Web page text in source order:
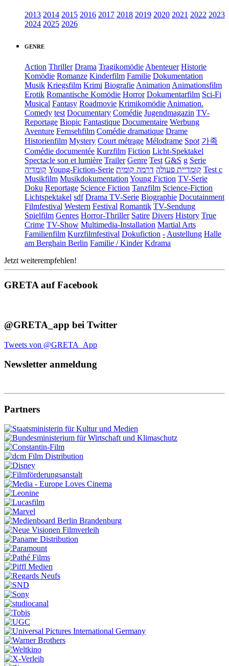
2013 2014 2015 2016 2017 2018 2019 2020 2021 2022 2023
2024 2025 2026
GENRE
Action Thriller Drama Tragikomödie Abenteuer Historie
Komödie Romanze Kinderfilm Familie Dokumentation
Musik Kriegsfilm Krimi Biografie Animation Animationsfilm
Erotik Romantische Komödie Horror Dokumentarfilm Sci-Fi
Musical Fantasy Roadmovie Krimikomödie Animation.
Comedy test Documentary Comédie Jugendmagazin TV-
Reportage Biopic Fantastique Documentaire Werbung
Aventure Fernsehfilm Comédie dramatique Drame
Historienfilm Mystery Court métrage Mélodrame Spot 가족
Comédie documentée Kurzfilm Fiction Licht-Spektakel
Spectacle son et lumière Trailer Genre Test G&S g Serie
קומדיה Young-Fiction-Serie קומדיית פעולה דרמה קומית
Test c
Musikfilm Musikdokumentation Young Fiction TV-Serie
Doku Reportage Science Fiction Tanzfilm Science-Fiction
Lichtspektakel sdf Drama TV-Serie Biographie Docutainment
Filmfestival Western Festival Romantik TV-Sendung
Spielfilm Genres Horror-Thriller Satire Divers History True
Crime TV-Show Multimedia-Installation Martial Arts
Familienfilm Kurzfilmfestival Dokufiction - Austellung Halle
am Berghain Berlin Familie / Kinder Kdrama
Jetzt weiterempfehlen!
GRETA auf Facebook
@GRETA_app bei Twitter
Tweets von @GRETA_App
Newsletter anmeldung
Partners